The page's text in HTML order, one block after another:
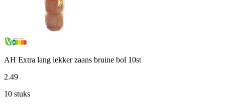
AH Extra lang lekker zaans bruine bol 10st
2.49
10 stuks